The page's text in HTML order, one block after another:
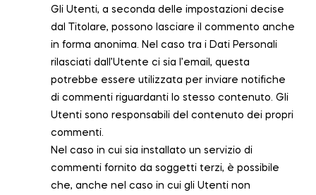
Gli Utenti, a seconda delle impostazioni decise
dal Titolare, possono lasciare il commento anche
in forma anonima. Nel caso tra i Dati Personali
rilasciati dall’Utente ci sia l’email, questa
potrebbe essere utilizzata per inviare notifiche
di commenti riguardanti lo stesso contenuto. Gli
Utenti sono responsabili del contenuto dei propri
commenti.
Nel caso in cui sia installato un servizio di
commenti fornito da soggetti terzi, è possibile
che, anche nel caso in cui gli Utenti non